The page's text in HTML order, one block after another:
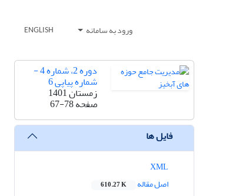
ورود به سامانه ENGLISH
دوره 2، شماره 4 -
شماره پیاپی 6
زمستان 1401
صفحه67-78
فایل ها
اصل مقاله
610.27 K